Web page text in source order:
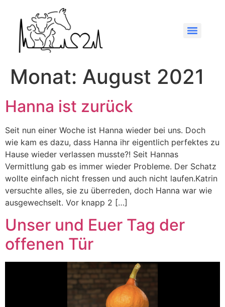
Monat: August 2021
Hanna ist zurück
Seit nun einer Woche ist Hanna wieder bei uns. Doch
wie kam es dazu, dass Hanna ihr eigentlich perfektes zu
Hause wieder verlassen musste?! Seit Hannas
Vermittlung gab es immer wieder Probleme. Der Schatz
wollte einfach nicht fressen und auch nicht laufen.Katrin
versuchte alles, sie zu überreden, doch Hanna war wie
ausgewechselt. Vor knapp 2 […]
Unser und Euer Tag der
offenen Tür